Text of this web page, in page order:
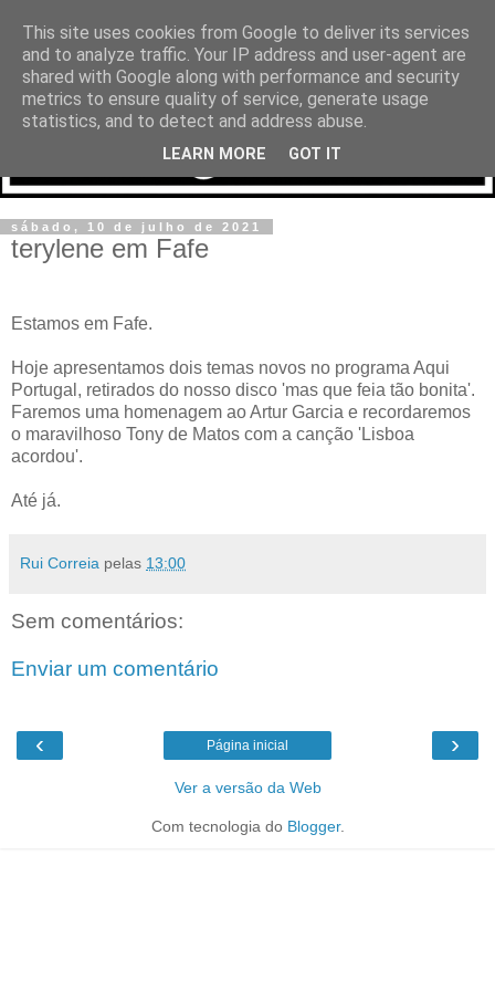
sábado, 10 de julho de 2021
terylene em Fafe
Estamos em Fafe.
Hoje apresentamos dois temas novos no programa Aqui
Portugal, retirados do nosso disco 'mas que feia tão bonita'.
Faremos uma homenagem ao Artur Garcia e recordaremos
o maravilhoso Tony de Matos com a canção 'Lisboa
acordou'.
Até já.
Rui Correia pelas 13:00
Sem comentários:
Enviar um comentário
‹ ›
Página inicial
Ver a versão da Web
Com tecnologia do Blogger.
This site uses cookies from Google to deliver its services
and to analyze traffic. Your IP address and user-agent are
shared with Google along with performance and security
metrics to ensure quality of service, generate usage
statistics, and to detect and address abuse.
LEARN MORE GOT IT